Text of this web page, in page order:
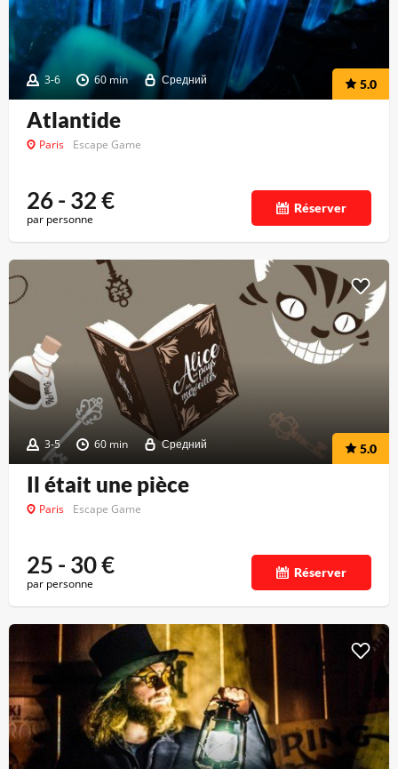
3-6 60 min Средний 5.0
Atlantide
Paris Escape Game
26 - 32€
par personne
Réserver
3-5 60 min Средний 5.0
Il était une pièce
Paris Escape Game
25 - 30€
par personne
Réserver